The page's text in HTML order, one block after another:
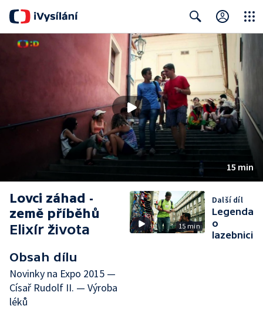
Close
15 min
Lovci záhad -
země příběhů
Elixír života
Obsah dílu
Novinky na Expo 2015 —
Císař Rudolf II. — Výroba
léků
15 min
Další díl
Legenda
o
lazebnici